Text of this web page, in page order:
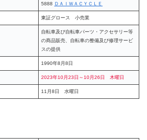
5888 ＤＡＩＷＡＣＹＣＬＥ
東証グロース 小売業
自転車及び自転車パーツ・アクセサリー等
の商品販売、自転車の整備及び修理サービ
スの提供
1990年8月8日
2023年10月23日～10月26日 木曜日
11月8日 水曜日